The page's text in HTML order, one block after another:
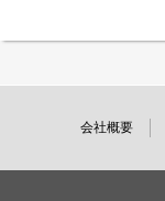
会社概要